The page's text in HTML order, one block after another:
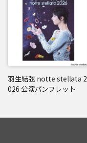
羽生結弦 notte stellata 2
026 公演パンフレット